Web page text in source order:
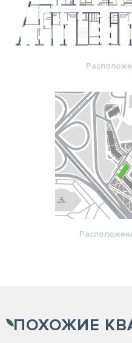
ПОХОЖИЕ